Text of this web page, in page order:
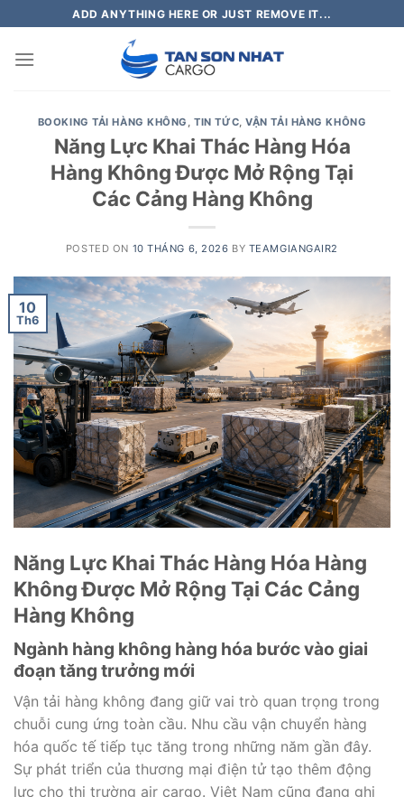
to
content
ADD ANYTHING HERE OR JUST REMOVE IT...
BOOKING TẢI HÀNG KHÔNG ,TIN TỨC,VẬN TẢI HÀNG KHÔNG
Năng Lực Khai Thác Hàng Hóa
Hàng Không Được Mở Rộng Tại
Các Cảng Hàng Không
POSTED ON 10 THÁNG 6, 2026 BY TEAMGIANGAIR2
10
Th6
Năng Lực Khai Thác Hàng Hóa Hàng
Không Được Mở Rộng Tại Các Cảng
Hàng Không
Ngành hàng không hàng hóa bước vào giai
đoạn tăng trưởng mới
Vận tải hàng không đang giữ vai trò quan trọng trong
chuỗi cung ứng toàn cầu. Nhu cầu vận chuyển hàng
hóa quốc tế tiếp tục tăng trong những năm gần đây.
Sự phát triển của thương mại điện tử tạo thêm động
lực cho thị trường air cargo. Việt Nam cũng đang ghi